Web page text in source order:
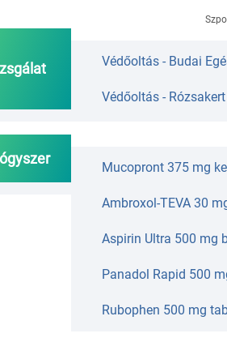
Védőoltás - Budai
Védőoltás -
Mucopront 375 mg
Ambroxol-TEVA 30
Aspirin Ultra 500 mg
Panadol Rapid 500
Rubophen 500 mg